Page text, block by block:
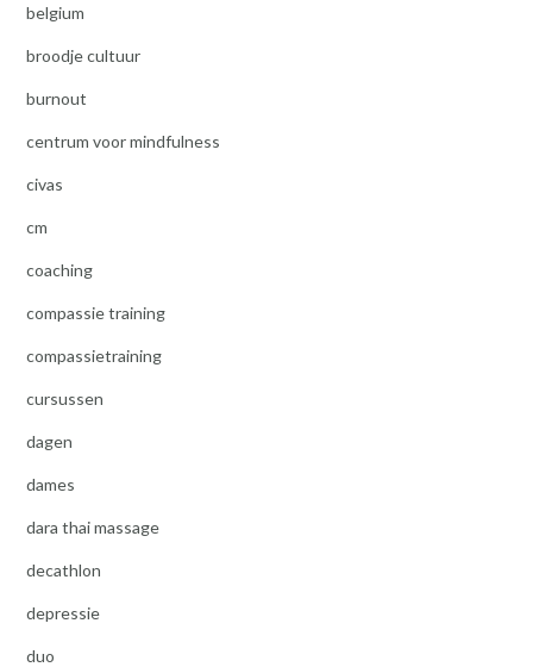
belgium
broodje cultuur
burnout
centrum voor mindfulness
civas
cm
coaching
compassie training
compassietraining
cursussen
dagen
dames
dara thai massage
decathlon
depressie
duo